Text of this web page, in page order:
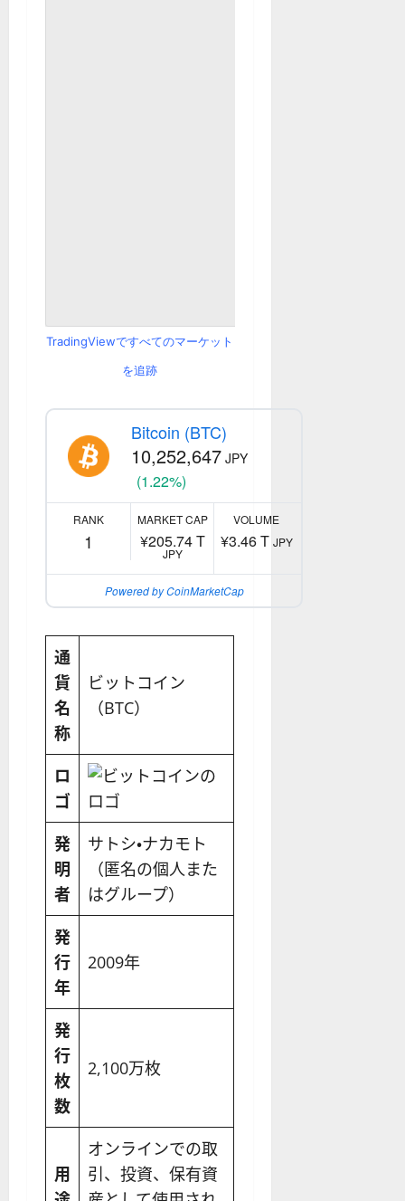
TradingViewですべてのマーケット
を追跡
Bitcoin (BTC)
10,252,647 JPY
(1.22%)
RANK
1
MARKET CAP
¥205.74 T
JPY
VOLUME
¥3.46 T JPY
Powered by CoinMarketCap
通
貨
名
称
ビットコイン
（BTC）
ロ
ゴ
発
明
者
サトシ・ナカモト
（匿名の個人また
はグループ）
発
行
年
2009年
発
行
枚
数
2,100万枚
用
オンラインでの取
引、投資、保有資